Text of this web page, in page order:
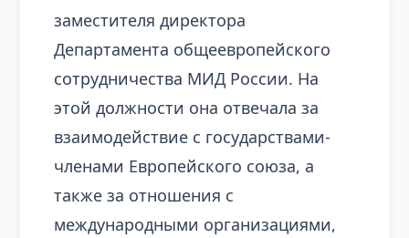
заместителя директора
Департамента общеевропейского
сотрудничества МИД России. На
этой должности она отвечала за
взаимодействие с государствами-
членами Европейского союза, а
также за отношения с
международными организациями,